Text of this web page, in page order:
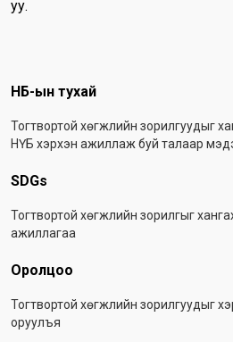
уу.
Footer menu
НҮБ-ын тухай
Тогтвортой хөгжлийн зорилгуудыг
НҮБ хэрхэн ажиллаж буй талаар
SDGs
Тогтвортой хөгжлийн зорилгыг
ажиллагаа
Оролцоо
Тогтвортой хөгжлийн зорилгуудыг
оруулъя